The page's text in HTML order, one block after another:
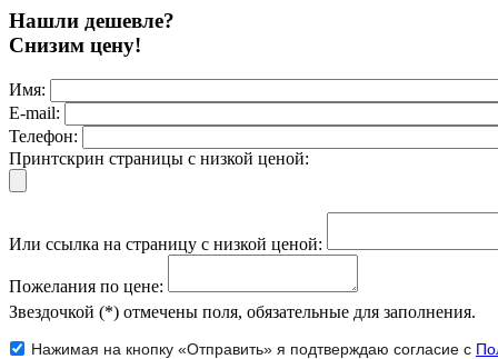
Нашли дешевле?
Снизим цену!
Имя:
E-mail:
Телефон:
Принтскрин страницы с низкой ценой:
Или ссылка на страницу с низкой ценой:
Пожелания по цене:
Звездочкой (*) отмечены поля, обязательные для заполнения.
Нажимая на кнопку «Отправить» я подтверждаю согласие с